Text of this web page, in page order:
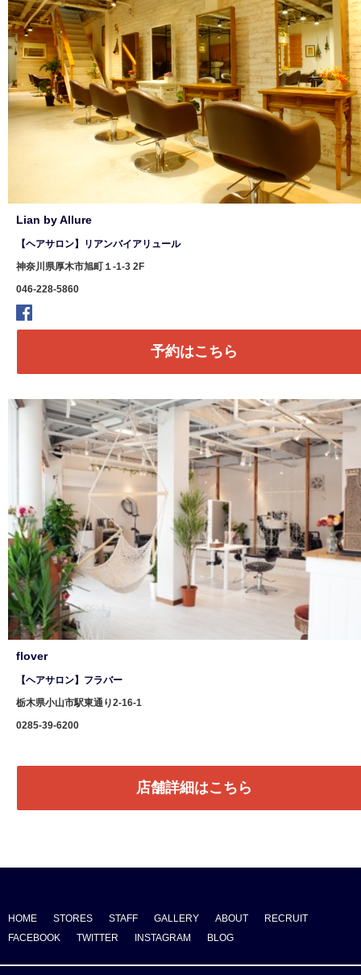
Lian by Allure
【ヘアサロン】リアンバイアリュール
神奈川県厚木市旭町１-1-3 2F
046-228-5860
予約はこちら
flover
【ヘアサロン】フラバー
栃木県小山市駅東通り2-16-1
0285-39-6200
店舗詳細はこちら
HOME STORES STAFF GALLERY ABOUT
RECRUIT
FACEBOOK
TWITTER INSTAGRAM BLOG